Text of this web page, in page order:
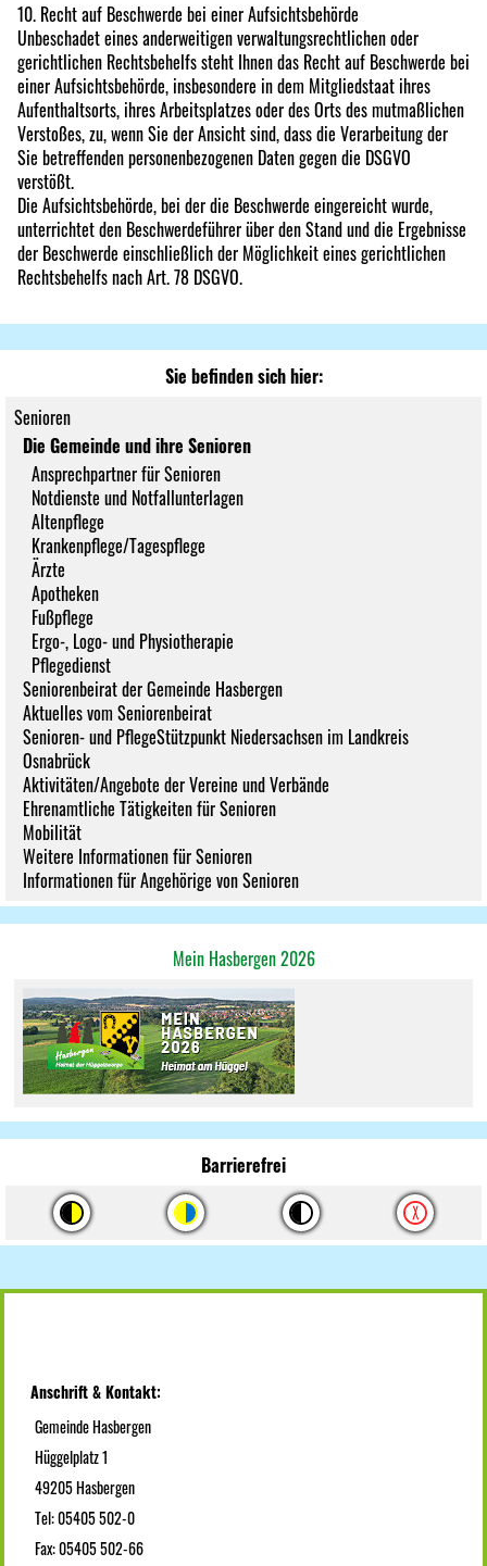
10. Recht auf Beschwerde bei einer Aufsichtsbehörde
Unbeschadet eines anderweitigen verwaltungsrechtlichen oder
gerichtlichen Rechtsbehelfs steht Ihnen das Recht auf Beschwerde bei
einer Aufsichtsbehörde, insbesondere in dem Mitgliedstaat ihres
Aufenthaltsorts, ihres Arbeitsplatzes oder des Orts des mutmaßlichen
Verstoßes, zu, wenn Sie der Ansicht sind, dass die Verarbeitung der
Sie betreffenden personenbezogenen Daten gegen die DSGVO
verstößt.
Die Aufsichtsbehörde, bei der die Beschwerde eingereicht wurde,
unterrichtet den Beschwerdeführer über den Stand und die Ergebnisse
der Beschwerde einschließlich der Möglichkeit eines gerichtlichen
Rechtsbehelfs nach Art. 78 DSGVO.
Sie befinden sich hier:
Senioren
Die Gemeinde und ihre Senioren
Ansprechpartner für Senioren
Notdienste und Notfallunterlagen
Altenpflege
Krankenpflege/Tagespflege
Ärzte
Apotheken
Fußpflege
Ergo-, Logo- und Physiotherapie
Pflegedienst
Seniorenbeirat der Gemeinde Hasbergen
Aktuelles vom Seniorenbeirat
Senioren- und PflegeStützpunkt Niedersachsen im Landkreis
Osnabrück
Aktivitäten/Angebote der Vereine und Verbände
Ehrenamtliche Tätigkeiten für Senioren
Mobilität
Weitere Informationen für Senioren
Informationen für Angehörige von Senioren
Mein Hasbergen 2026
Barrierefrei
Anschrift & Kontakt:
Gemeinde Hasbergen
Hüggelplatz 1
49205 Hasbergen
Tel: 05405 502-0
Fax: 05405 502-66